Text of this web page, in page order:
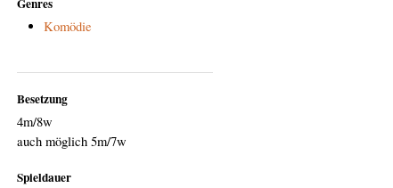
Genres
Komödie
Besetzung
4m/8w
auch möglich 5m/7w
Spieldauer